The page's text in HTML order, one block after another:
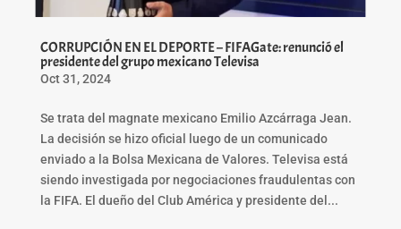
CORRUPCIÓN EN EL DEPORTE – FIFAGate: renunció el
presidente del grupo mexicano Televisa
Oct 31, 2024
Se trata del magnate mexicano Emilio Azcárraga Jean.
La decisión se hizo oficial luego de un comunicado
enviado a la Bolsa Mexicana de Valores. Televisa está
siendo investigada por negociaciones fraudulentas con
la FIFA. El dueño del Club América y presidente del...